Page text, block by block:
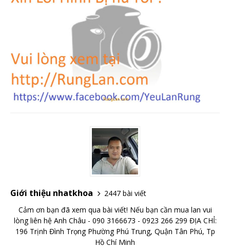
Giới thiệu nhatkhoa
2447 bài viết
Cảm ơn bạn đã xem qua bài viết! Nếu bạn cần mua lan vui
lòng liên hệ Anh Châu - 090 3166673 - 0923 266 299 ĐỊA CHỈ:
196 Trịnh Đình Trọng Phường Phú Trung, Quận Tân Phú, Tp
Hồ Chí Minh